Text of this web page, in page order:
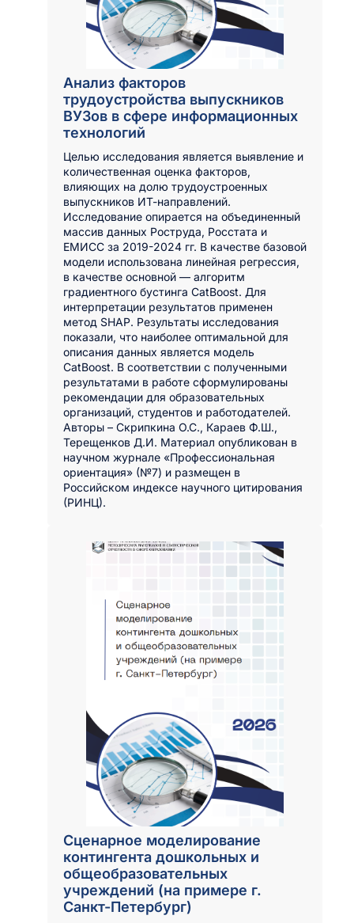
Анализ факторов
трудоустройства выпускников
ВУЗов в сфере информационных
технологий
Целью исследования является выявление и
количественная оценка факторов,
влияющих на долю трудоустроенных
выпускников ИТ-направлений.
Исследование опирается на объединенный
массив данных Роструда, Росстата и
ЕМИСС за 2019-2024 гг. В качестве базовой
модели использована линейная регрессия,
в качестве основной — алгоритм
градиентного бустинга CatBoost. Для
интерпретации результатов применен
метод SHAP. Результаты исследования
показали, что наиболее оптимальной для
описания данных является модель
CatBoost. В соответствии с полученными
результатами в работе сформулированы
рекомендации для образовательных
организаций, студентов и работодателей.
Авторы – Скрипкина О.С., Караев Ф.Ш.,
Терещенков Д.И. Материал опубликован в
научном журнале «Профессиональная
ориентация» (№7) и размещен в
Российском индексе научного цитирования
(РИНЦ).
Сценарное моделирование
контингента дошкольных и
общеобразовательных
учреждений (на примере г.
Санкт-Петербург)